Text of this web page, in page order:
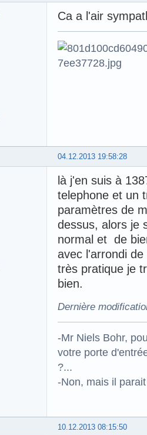
Ca a l'air
04.12.2013 19:58:28
là j'en suis à
telephone et un
paramètres de
dessus, alors je
normal et de
avec l'arrondi
très pratique je
bien.
Dernière
-Mr Niels Bohr,
votre porte
?...
-Non, mais il
10.12.2013 08:15:50